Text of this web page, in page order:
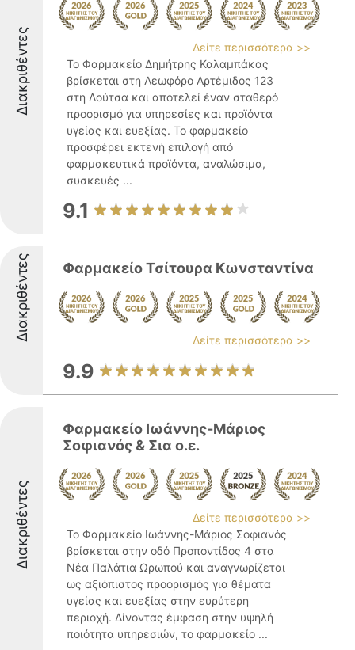
Διακριθέντες
Δείτε περισσότερα >>
Το Φαρμακείο Δημήτρης Καλαμπάκας
βρίσκεται στη Λεωφόρο Αρτέμιδος 123
στη Λούτσα και αποτελεί έναν σταθερό
προορισμό για υπηρεσίες και προϊόντα
υγείας και ευεξίας. Το φαρμακείο
προσφέρει εκτενή επιλογή από
φαρμακευτικά προϊόντα, αναλώσιμα,
συσκευές ...
9.1
Διακριθέντες Φαρμακείο Τσίτουρα Κωνσταντίνα
Δείτε περισσότερα >>
9.9
Διακριθέντες
Φαρμακείο Ιωάννης-Μάριος
Σοφιανός & Σια ο.ε.
Δείτε περισσότερα >>
Το Φαρμακείο Ιωάννης-Μάριος Σοφιανός
βρίσκεται στην οδό Προποντίδος 4 στα
Νέα Παλάτια Ωρωπού και αναγνωρίζεται
ως αξιόπιστος προορισμός για θέματα
υγείας και ευεξίας στην ευρύτερη
περιοχή. Δίνοντας έμφαση στην υψηλή
ποιότητα υπηρεσιών, το φαρμακείο ...